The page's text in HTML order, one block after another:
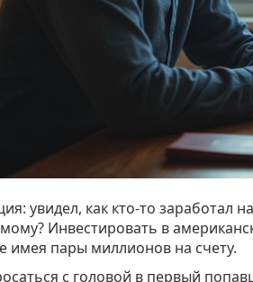
увидел, как кто-то
Инвестировать в
имея пары миллионов на счету.
с головой в первый